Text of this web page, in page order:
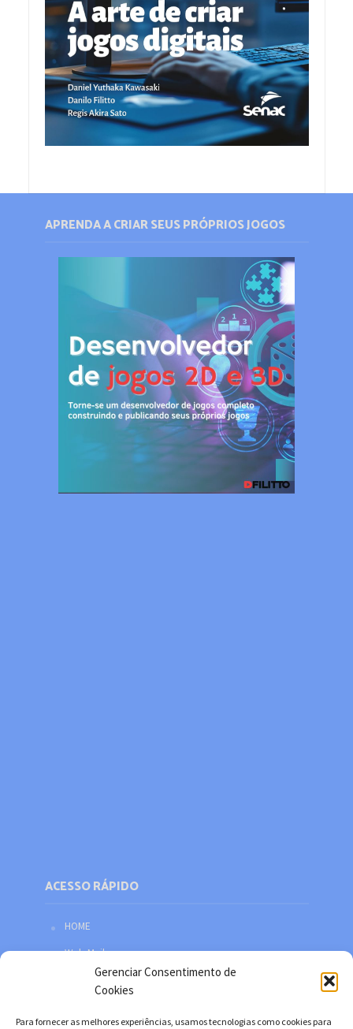
Gerenciar Consentimento de
Cookies
Para fornecer as melhores experiências, usamos tecnologias como cookies para
APRENDA A CRIAR SEUS PRÓPRIOS JOGOS
ACESSO RÁPIDO
HOME
Web Mail
Política de privacidade